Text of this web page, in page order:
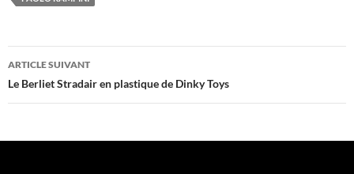
Navigation
des
ARTICLE SUIVANT
Le Berliet Stradair en plastique de Dinky Toys